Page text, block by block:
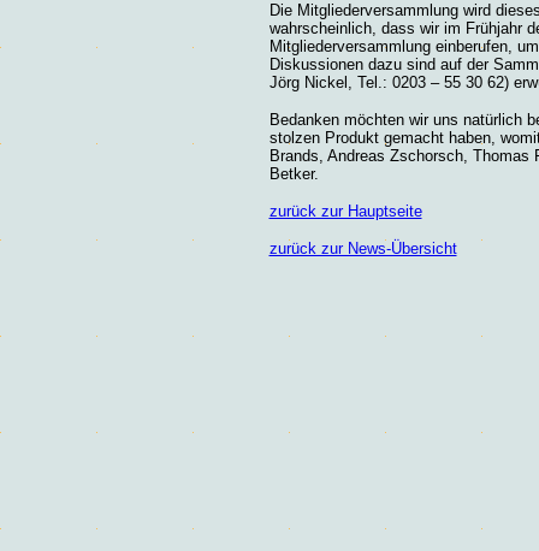
Die Mitgliederversammlung wird
wahrscheinlich, dass wir im Frühjahr
Mitgliederversammlung einberufen,
Diskussionen dazu sind auf der
Jörg Nickel, Tel.: 0203 – 55 30 62)
Bedanken möchten wir uns natürlich
stolzen Produkt gemacht haben,
Brands, Andreas Zschorsch, Thomas
Betker.
zurück zur Hauptseite
zurück zur News-Übersicht